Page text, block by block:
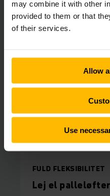
may combine it with other
provided to them or that
of their services.
Allow
Use
Her kan du
vil leje,
FULD FLEKSIBILITET
Lej el palleløfter